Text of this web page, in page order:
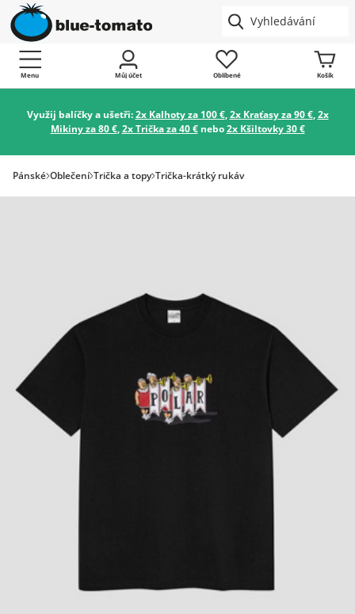
Menu Můj účet Oblíbené Košík
Využij balíčky a ušetři:2x Kalhoty za 100 €,2x Kraťasy za 90 €,2x
Mikiny za 80 €,2x Trička za 40 €nebo2x Kšiltovky 30 €
Pánské Oblečení Trička a topy Trička-krátký rukáv